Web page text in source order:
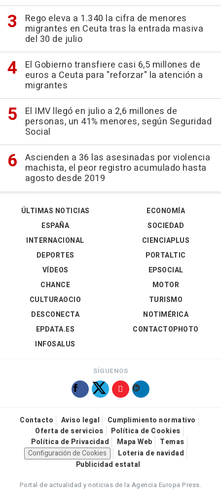
Rego eleva a 1.340 la cifra de menores
migrantes en Ceuta tras la entrada masiva
del 30 de julio
El Gobierno transfiere casi 6,5 millones de
euros a Ceuta para "reforzar" la atención a
migrantes
El IMV llegó en julio a 2,6 millones de
personas, un 41% menores, según Seguridad
Social
Ascienden a 36 las asesinadas por violencia
machista, el peor registro acumulado hasta
agosto desde 2019
ÚLTIMAS NOTICIAS
ESPAÑA
INTERNACIONAL
DEPORTES
VÍDEOS
ECONOMÍA
SOCIEDAD
CIENCIAPLUS
PORTALTIC
EPSOCIAL
CHANCE
CULTURAOCIO
DESCONECTA
EPDATA.ES
INFOSALUS
MOTOR
TURISMO
NOTIMÉRICA
CONTACTOPHOTO
SÍGUENOS
Contacto Aviso legal
Cumplimiento normativo
Oferta de servicios
Política de Cookies
Política de Privacidad
Mapa Web
Temas
Configuración de Cookies
Loteria de navidad
Publicidad estatal
Portal de actualidad y noticias de la Agencia Europa Press.